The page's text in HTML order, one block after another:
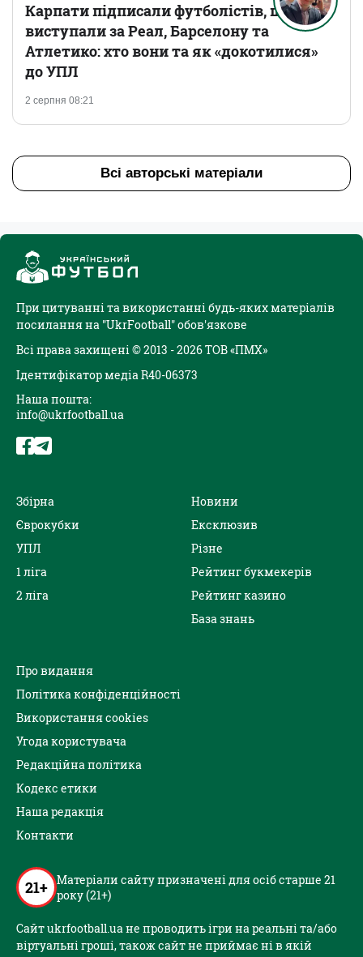
2 серпня 08:21
Карпати підписали футболістів, що
виступали за Реал, Барселону та
Атлетико: хто вони та як «докотилися»
до УПЛ
Всі авторські матеріали
При цитуванні та використанні будь-яких матеріалів
посилання на "UkrFootball" обов'язкове
Всі права захищені © 2013 - 2026 ТОВ «ПМХ»
Ідентифікатор медіа R40-06373
Наша пошта:
info@ukrfootball.ua
Збірна
Єврокубки
УПЛ
1 ліга
2 ліга
Новини
Ексклюзив
Різне
Рейтинг букмекерів
Рейтинг казино
База знань
Про видання
Політика конфіденційності
Використання cookies
Угода користувача
Редакційна політика
Кодекс етики
Наша редакція
Контакти
21+ Матеріали сайту призначені для осіб старше 21
року (21+)
Сайт ukrfootball.ua не проводить ігри на реальні та/або
віртуальні гроші, також сайт не приймає ні в якій